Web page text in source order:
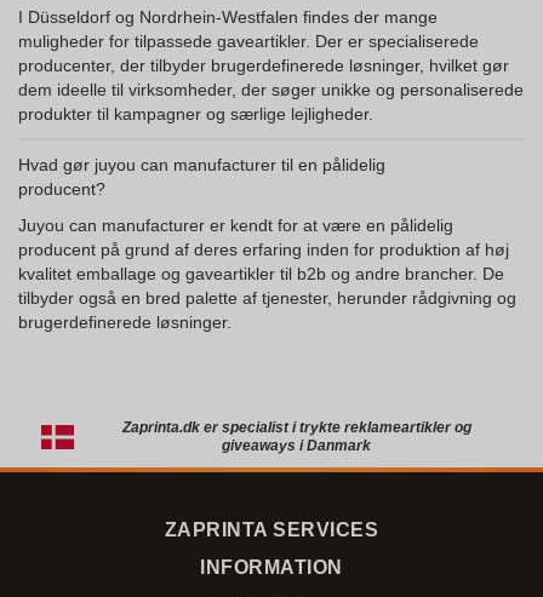
I Düsseldorf og Nordrhein-Westfalen findes der mange
muligheder for tilpassede gaveartikler. Der er specialiserede
producenter, der tilbyder brugerdefinerede løsninger, hvilket gør
dem ideelle til virksomheder, der søger unikke og personaliserede
produkter til kampagner og særlige lejligheder.
Hvad gør juyou can manufacturer til en pålidelig
producent?
Juyou can manufacturer er kendt for at være en pålidelig
producent på grund af deres erfaring inden for produktion af høj
kvalitet emballage og gaveartikler til b2b og andre brancher. De
tilbyder også en bred palette af tjenester, herunder rådgivning og
brugerdefinerede løsninger.
Zaprinta.dk er specialist i trykte reklameartikler og
giveaways i Danmark
ZAPRINTA SERVICES
INFORMATION